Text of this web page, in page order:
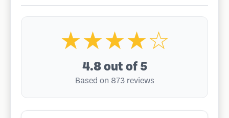
★★★★☆
4.8 out of 5
Based on 873 reviews